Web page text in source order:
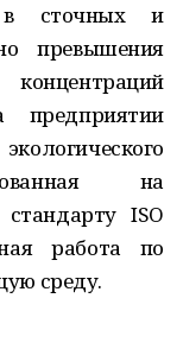
в сточных и
превышения
предприятии
на
ISO
работа по
среду.